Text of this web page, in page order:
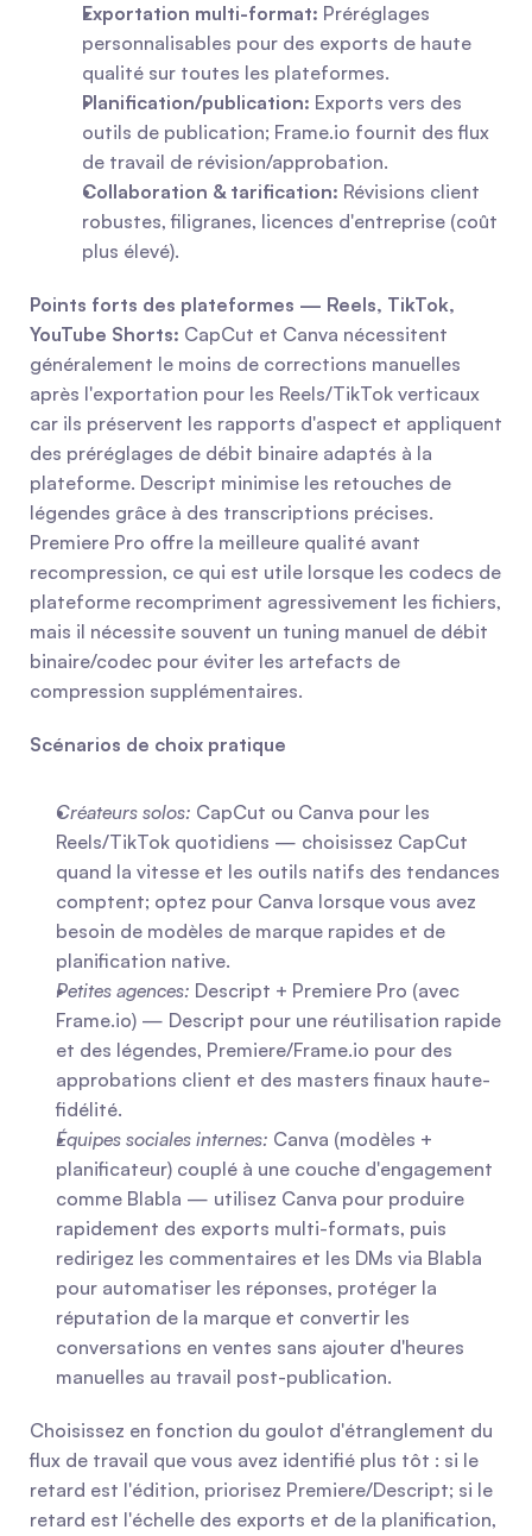
Exportation multi-format: Préréglages
personnalisables pour des exports de haute
qualité sur toutes les plateformes.
Planification/publication: Exports vers des
outils de publication; Frame.io fournit des flux
de travail de révision/approbation.
Collaboration & tarification: Révisions client
robustes, filigranes, licences d'entreprise (coût
plus élevé).
Points forts des plateformes — Reels, TikTok,
YouTube Shorts: CapCut et Canva nécessitent
généralement le moins de corrections manuelles
après l'exportation pour les Reels/TikTok verticaux
car ils préservent les rapports d'aspect et appliquent
des préréglages de débit binaire adaptés à la
plateforme. Descript minimise les retouches de
légendes grâce à des transcriptions précises.
Premiere Pro offre la meilleure qualité avant
recompression, ce qui est utile lorsque les codecs de
plateforme recompriment agressivement les fichiers,
mais il nécessite souvent un tuning manuel de débit
binaire/codec pour éviter les artefacts de
compression supplémentaires.
Scénarios de choix pratique
Créateurs solos: CapCut ou Canva pour les
Reels/TikTok quotidiens — choisissez CapCut
quand la vitesse et les outils natifs des tendances
comptent; optez pour Canva lorsque vous avez
besoin de modèles de marque rapides et de
planification native.
Petites agences: Descript + Premiere Pro (avec
Frame.io) — Descript pour une réutilisation rapide
et des légendes, Premiere/Frame.io pour des
approbations client et des masters finaux haute-
fidélité.
Équipes sociales internes: Canva (modèles +
planificateur) couplé à une couche d'engagement
comme Blabla — utilisez Canva pour produire
rapidement des exports multi-formats, puis
redirigez les commentaires et les DMs via Blabla
pour automatiser les réponses, protéger la
réputation de la marque et convertir les
conversations en ventes sans ajouter d'heures
manuelles au travail post-publication.
Choisissez en fonction du goulot d'étranglement du
flux de travail que vous avez identifié plus tôt : si le
retard est l'édition, priorisez Premiere/Descript; si le
retard est l'échelle des exports et de la planification,